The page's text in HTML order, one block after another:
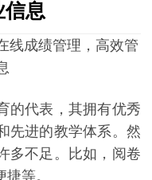
信息
线成绩管理，高效管
代表，其拥有优秀
先进的教学体系。然
多不足。比如，阅卷
等。